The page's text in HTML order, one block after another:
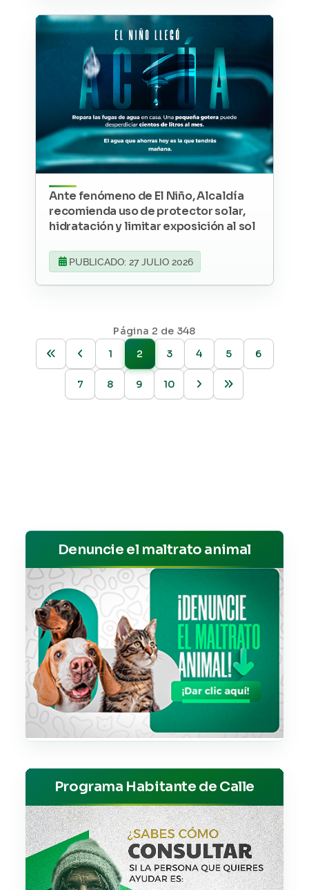
Ante fenómeno de El Niño, Alcaldía
recomienda uso de protector solar,
hidratación y limitar exposición al sol
PUBLICADO: 27 JULIO 2026
Página 2 de 348
1
2 3 4 5 6
7 8 9 10
Denuncie el maltrato animal
Programa Habitante de Calle